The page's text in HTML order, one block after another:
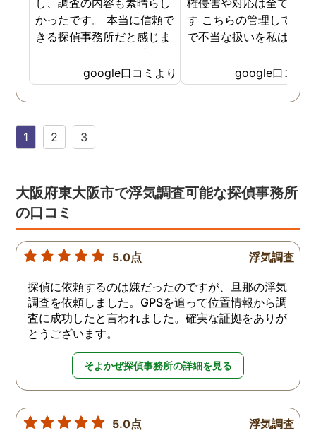
かったです。 本当に信頼で
きる探偵事務所だと感じま
した。 皆さんにも是非お勧
めしたいと思います。
google口コミより
す こちらの管理してい
で不当な扱いを私は受け
google口コミ
1 2 3
大阪府東大阪市で浮気調査可能な探偵事務所
の口コミ
5.0点 浮気調査
探偵に依頼するのは嫌だったのですが、旦那の浮気
調査を依頼しました。GPSを追って位置情報から調
査に成功したと言われました。確実な証拠をありが
とうございます。
そよかぜ探偵事務所の詳細を見る
5.0点 浮気調査